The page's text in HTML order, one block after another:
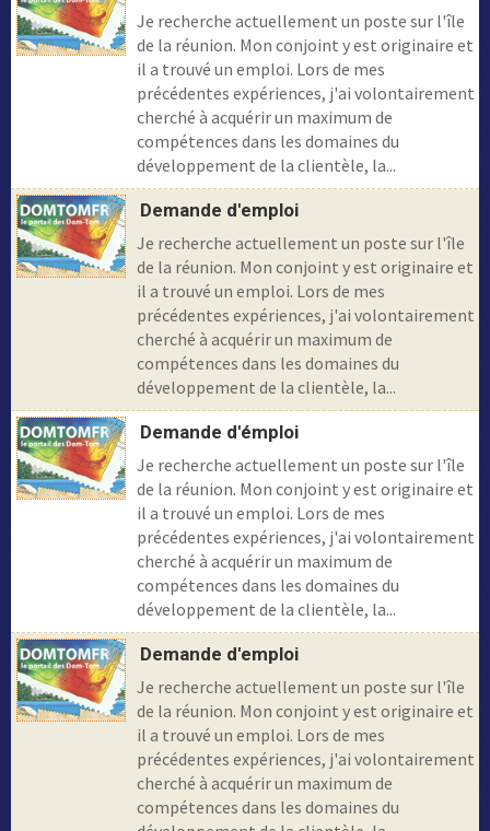
Je recherche actuellement un poste sur l'île
de la réunion. Mon conjoint y est originaire et
il a trouvé un emploi. Lors de mes
précédentes expériences, j'ai volontairement
cherché à acquérir un maximum de
compétences dans les domaines du
développement de la clientèle, la...
Demande d'emploi
Je recherche actuellement un poste sur l'île
de la réunion. Mon conjoint y est originaire et
il a trouvé un emploi. Lors de mes
précédentes expériences, j'ai volontairement
cherché à acquérir un maximum de
compétences dans les domaines du
développement de la clientèle, la...
Demande d'émploi
Je recherche actuellement un poste sur l'île
de la réunion. Mon conjoint y est originaire et
il a trouvé un emploi. Lors de mes
précédentes expériences, j'ai volontairement
cherché à acquérir un maximum de
compétences dans les domaines du
développement de la clientèle, la...
Demande d'emploi
Je recherche actuellement un poste sur l'île
de la réunion. Mon conjoint y est originaire et
il a trouvé un emploi. Lors de mes
précédentes expériences, j'ai volontairement
cherché à acquérir un maximum de
compétences dans les domaines du